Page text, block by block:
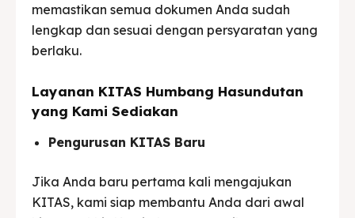
memastikan semua dokumen Anda sudah
lengkap dan sesuai dengan persyaratan yang
berlaku.
Layanan KITAS Humbang Hasundutan
yang Kami Sediakan
Pengurusan KITAS Baru
Jika Anda baru pertama kali mengajukan
KITAS, kami siap membantu Anda dari awal